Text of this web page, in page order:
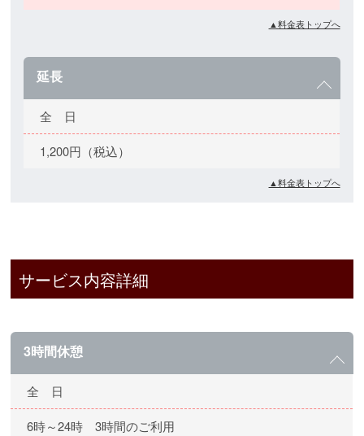
▲料金表トップへ
延長
全 日
1,200円（税込）
▲料金表トップへ
サービス内容詳細
3時間休憩
全 日
6時～24時 3時間のご利用